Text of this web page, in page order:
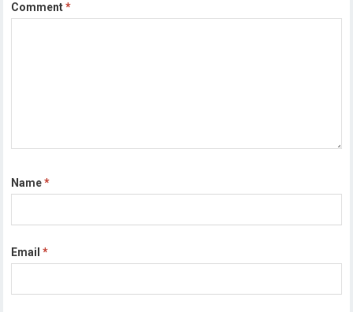
Comment*
Name*
Email*